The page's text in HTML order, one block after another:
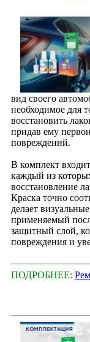
вид своего
необходимое для
восстановить
придав ему
повреждений.
В комплект входит
каждый из
восстановление
Краска точно
делает
применяемый
защитный слой,
повреждения и
ПОДРОБНЕЕ: